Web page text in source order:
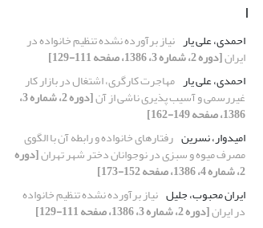
ا
احمدی، علی یار نیاز برآورده نشده تنظیم خانواده در
ایران[دوره 2، شماره 3، 1386، صفحه 111-129]
احمدی، علی یار مهاجرت کارگری، اشتغال در بازار کار
غیررسمی و آسیب پذیری ناشی از آن [دوره 2، شماره 3،
1386، صفحه 149-162]
امیدوار، نسرین رفتارهای خانواده و رابطه آن با الگوی
مصرف میوه و سبزی در نوجوانان دختر شهر تهران[دوره
2، شماره 4، 1386، صفحه 152-173]
ایران محبوب، جلیل نیاز برآورده نشده تنظیم خانواده
در ایران[دوره 2، شماره 3، 1386، صفحه 111-129]